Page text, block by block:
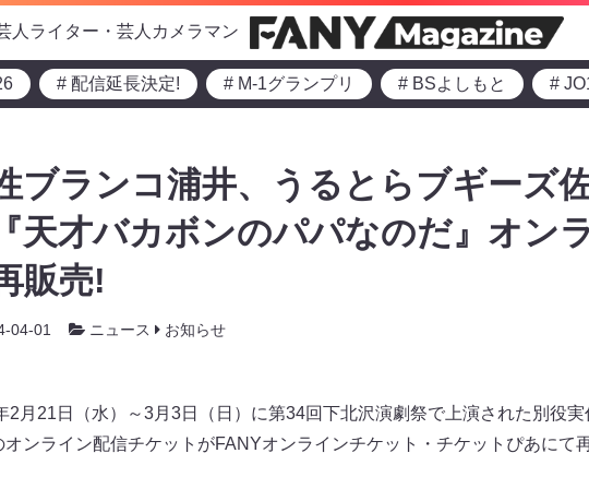
人ライター・芸人カメラマン
# 配信延長決定! # M-1グランプリ # BSよしもと #
ブランコ浦井、うるとらブギーズ
天才バカボンのパパなのだ』オン
販売!
04-01 ニュース お知らせ
2月21日（水）～3月3日（日）に第34回下北沢演劇祭で上演された別役
オンライン配信チケットがFANYオンラインチケット・チケットぴあにて